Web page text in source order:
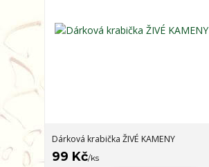
Dárková krabička ŽIVÉ KAMENY
99 Kč/ks